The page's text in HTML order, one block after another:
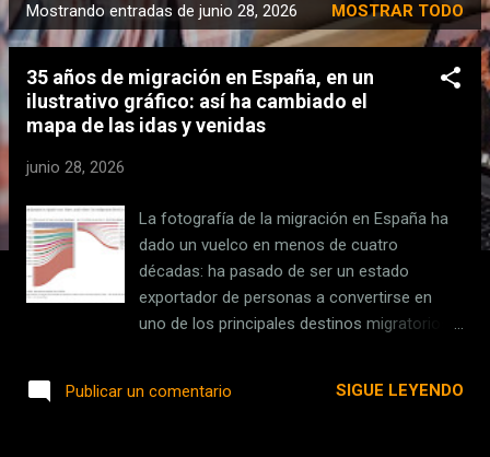
E
n
Mostrando entradas de junio 28, 2026 MOSTRAR TODO
35 años de migración en España, en un
ilustrativo gráfico: así ha cambiado el
mapa de las idas y venidas
junio 28, 2026
La fotografía de la migración en España ha
dado un vuelco en menos de cuatro
décadas: ha pasado de ser un estado
exportador de personas a convertirse en
uno de los principales destinos migratorios
millones) que dentro. En 2024, esa
Publicar un comentario SIGUE LEYENDO